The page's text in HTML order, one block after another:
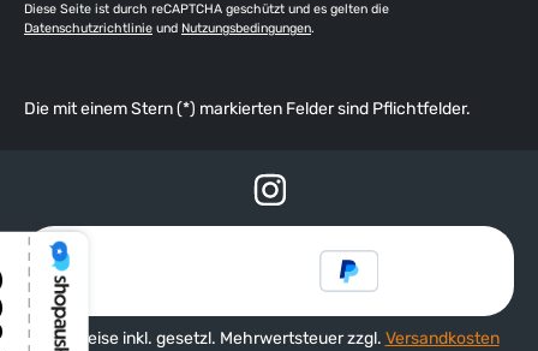
Diese Seite ist durch reCAPTCHA geschützt und es gelten die
Datenschutzrichtlinie und Nutzungsbedingungen.
Die mit einem Stern (*) markierten Felder sind Pflichtfelder.
Alle Preise inkl. gesetzl. Mehrwertsteuer zzgl. Versandkosten